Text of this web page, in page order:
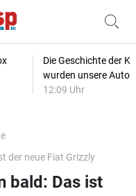
Die Geschichte der
wurden unsere
12:09 Uhr
der neue Fiat Grizzly
bald: Das ist